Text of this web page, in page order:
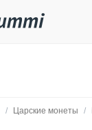
/ Царские монеты /